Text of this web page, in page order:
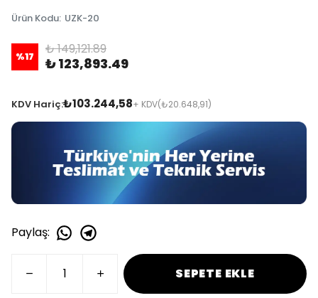
Ürün Kodu: UZK-20
%17 ₺ 149,121.89
₺ 123,893.49
KDV Hariç:₺103.244,58+ KDV(₺20.648,91)
Paylaş:
SEPETE EKLE